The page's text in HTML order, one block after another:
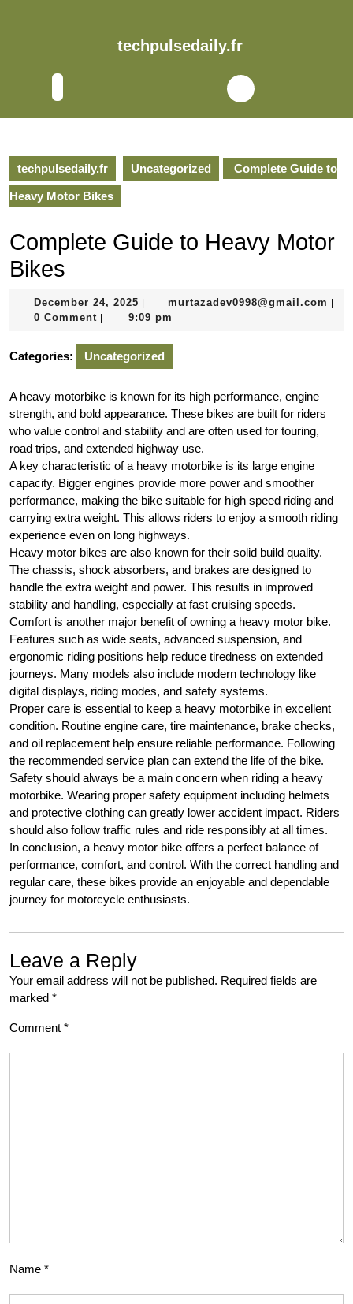
techpulsedaily.fr
techpulsedaily.fr Uncategorized Complete Guide to
Heavy Motor Bikes
Complete Guide to Heavy Motor
Bikes
December 24, 2025 December
24,
murtazadev0998@gmail.com
0 Comment 9:09 pm
Categories: Uncategorized
A heavy motorbike is known for its high performance, engine
strength, and bold appearance. These bikes are built for riders
who value control and stability and are often used for touring,
road trips, and extended highway use.
A key characteristic of a heavy motorbike is its large engine
capacity. Bigger engines provide more power and smoother
performance, making the bike suitable for high speed riding and
carrying extra weight. This allows riders to enjoy a smooth riding
experience even on long highways.
Heavy motor bikes are also known for their solid build quality.
The chassis, shock absorbers, and brakes are designed to
handle the extra weight and power. This results in improved
stability and handling, especially at fast cruising speeds.
Comfort is another major benefit of owning a heavy motor bike.
Features such as wide seats, advanced suspension, and
ergonomic riding positions help reduce tiredness on extended
journeys. Many models also include modern technology like
digital displays, riding modes, and safety systems.
Proper care is essential to keep a heavy motorbike in excellent
condition. Routine engine care, tire maintenance, brake checks,
and oil replacement help ensure reliable performance. Following
the recommended service plan can extend the life of the bike.
Safety should always be a main concern when riding a heavy
motorbike. Wearing proper safety equipment including helmets
and protective clothing can greatly lower accident impact. Riders
should also follow traffic rules and ride responsibly at all times.
In conclusion, a heavy motor bike offers a perfect balance of
performance, comfort, and control. With the correct handling and
regular care, these bikes provide an enjoyable and dependable
journey for motorcycle enthusiasts.
Leave a Reply
Your email address will not be published. Required fields are
marked *
Comment *
Name *